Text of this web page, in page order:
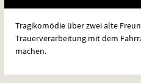
Tragikomödie über zwei alte
Trauerverarbeitung mit dem
machen.